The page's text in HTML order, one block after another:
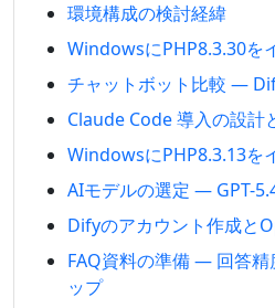
環境構成の検討経緯
WindowsにPHP8.3.30を
チャットボット比較 —
Claude Code 導入の設計
WindowsにPHP8.3.13を
AIモデルの選定 — GPT-
Difyのアカウント作成と
FAQ資料の準備 — 回答
ップ